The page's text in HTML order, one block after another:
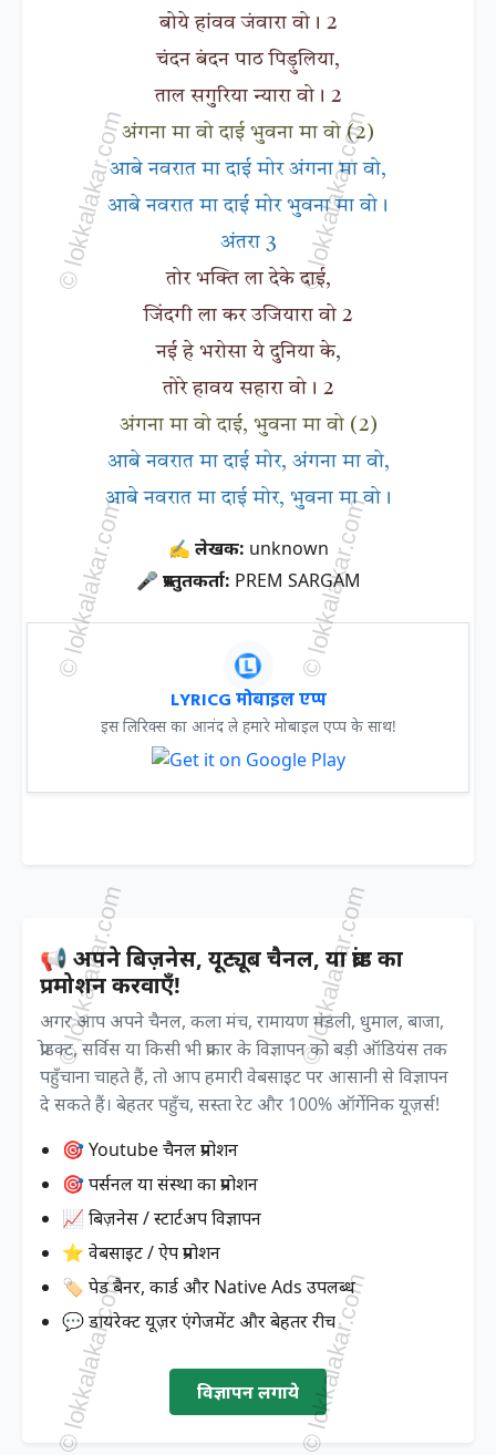
बोये हांवव जंवारा वो। 2
चंदन बंदन पाठ पिड़ुलिया,
ताल सगुरिया न्यारा वो। 2
अंगना मा वो दाई भुवना मा वो (2)
आबे नवरात मा दाई मोर अंगना मा वो,
आबे नवरात मा दाई मोर भुवना मा वो।
अंतरा 3
तोर भक्ति ला देके दाई,
जिंदगी ला कर उजियारा वो 2
नई हे भरोसा ये दुनिया के,
तोरे हावय सहारा वो। 2
अंगना मा वो दाई, भुवना मा वो (2)
आबे नवरात मा दाई मोर, अंगना मा वो,
आबे नवरात मा दाई मोर, भुवना मा वो।
✍ लेखक: unknown
🎤 प्रस्तुतकर्ता: PREM SARGAM
LYRICG मोबाइल एप्प
इस लिरिक्स का आनंद ले हमारे मोबाइल एप्प के साथ!
📢 अपने बिज़नेस, यूट्यूब चैनल, या ब्रांड का
प्रमोशन करवाएँ!
अगर आप अपने चैनल, कला मंच, रामायण मंडली, धुमाल, बाजा,
प्रोडक्ट, सर्विस या किसी भी प्रकार के विज्ञापन को बड़ी ऑडियंस तक
पहुँचाना चाहते हैं, तो आप हमारी वेबसाइट पर आसानी से विज्ञापन
दे सकते हैं। बेहतर पहुँच, सस्ता रेट और 100% ऑर्गेनिक यूज़र्स!
🎯 Youtube चैनल प्रमोशन
🎯 पर्सनल या संस्था का प्रमोशन
📈 बिज़नेस / स्टार्टअप विज्ञापन
⭐ वेबसाइट / ऐप प्रमोशन
🏷️ पेड बैनर, कार्ड और Native Ads उपलब्ध
💬 डायरेक्ट यूज़र एंगेजमेंट और बेहतर रीच
विज्ञापन लगाये